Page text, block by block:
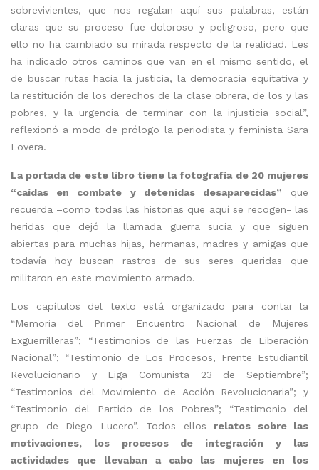
sobrevivientes, que nos regalan aquí sus palabras, están
claras que su proceso fue doloroso y peligroso, pero que
ello no ha cambiado su mirada respecto de la realidad. Les
ha indicado otros caminos que van en el mismo sentido, el
de buscar rutas hacia la justicia, la democracia equitativa y
la restitución de los derechos de la clase obrera, de los y las
pobres, y la urgencia de terminar con la injusticia social”,
reflexionó a modo de prólogo la periodista y feminista Sara
Lovera.
La portada de este libro tiene la fotografía de 20 mujeres
“caídas en combate y detenidas desaparecidas” que
recuerda –como todas las historias que aquí se recogen- las
heridas que dejó la llamada guerra sucia y que siguen
abiertas para muchas hijas, hermanas, madres y amigas que
todavía hoy buscan rastros de sus seres queridas que
militaron en este movimiento armado.
Los capítulos del texto está organizado para contar la
“Memoria del Primer Encuentro Nacional de Mujeres
Exguerrilleras”; “Testimonios de las Fuerzas de Liberación
Nacional”; “Testimonio de Los Procesos, Frente Estudiantil
Revolucionario y Liga Comunista 23 de Septiembre”;
“Testimonios del Movimiento de Acción Revolucionaria”; y
“Testimonio del Partido de los Pobres”; “Testimonio del
grupo de Diego Lucero”. Todos ellos relatos sobre las
motivaciones, los procesos de integración y las
actividades que llevaban a cabo las mujeres en los